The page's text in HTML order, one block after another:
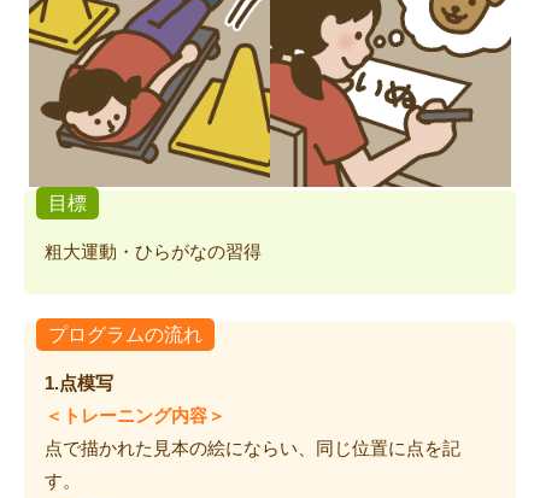
目標
粗大運動・ひらがなの習得
プログラムの流れ
1.点模写
＜トレーニング内容＞
点で描かれた見本の絵にならい、同じ位置に点を記
す。